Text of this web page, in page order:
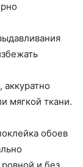
мягкой ткани.
обоев